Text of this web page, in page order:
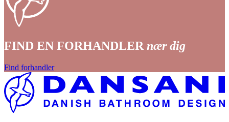
FIND EN FORHANDLER nær dig
Find forhandler